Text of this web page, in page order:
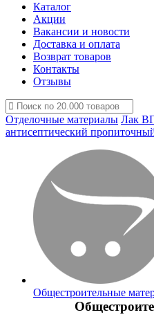
Каталог
Акции
Вакансии и новости
Доставка и оплата
Возврат товаров
Контакты
Отзывы
Отделочные материалы Лак
антисептический
Общестроительные